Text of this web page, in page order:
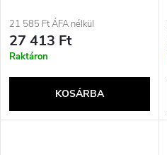
Ethernet (10/100/1000) Fekete
21 585 Ft ÁFA nélkül
27 413 Ft
Raktáron
KOSÁRBA